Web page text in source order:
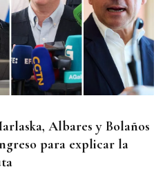
Albares y Bolaños
para explicar la